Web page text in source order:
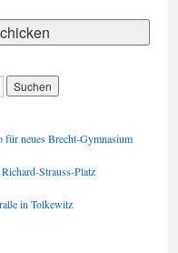
neues Brecht-Gymnasium
Strauss-Platz
in Tolkewitz